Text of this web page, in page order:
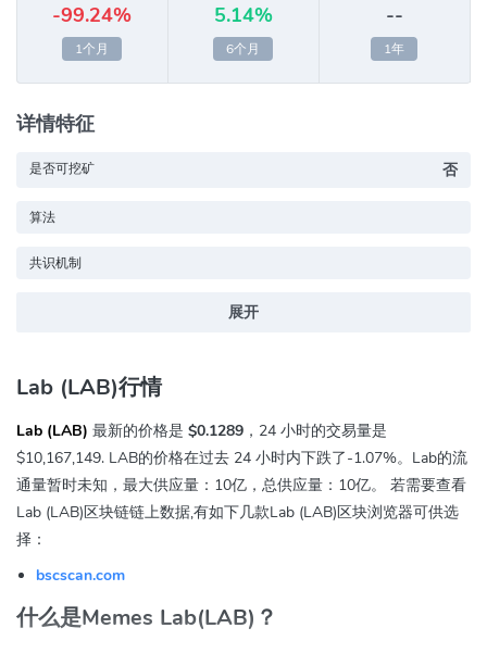
-99.24%
1个月
5.14%
6个月
--
1年
详情特征
是否可挖矿 否
算法
共识机制
展开
Lab (LAB)行情
Lab (LAB) 最新的价格是 $0.1289 ，24 小时的交易量是
$10,167,149. LAB的价格在过去 24 小时内下跌了-1.07%。Lab的流
通量暂时未知，最大供应量：10亿，总供应量：10亿。 若需要查看
Lab (LAB)区块链链上数据,有如下几款Lab (LAB)区块浏览器可供选
择：
bscscan.com
什么是Memes Lab(LAB)？